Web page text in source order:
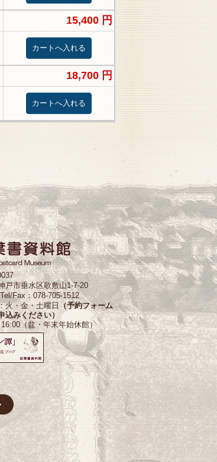
15,400 円
18,700 円
戸市垂水区歌敷山1-7-20
Fax：078-705-1512
火・金・土曜日 （予約フォーム
込みください）
（盆・年末年始休館）